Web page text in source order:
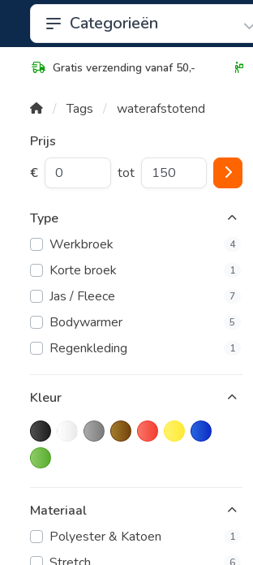
Categorieën
Gratis verzending vanaf 50,-
Tags
waterafstotend
Prijs
€
tot
Type
Werkbroek
4
Korte broek 1
Jas / Fleece 7
Bodywarmer 5
Regenkleding 1
Kleur
Materiaal
Polyester & Katoen
1